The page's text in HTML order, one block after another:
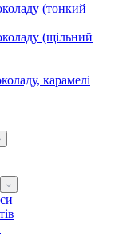
(тонкий
(щільний
карамелі